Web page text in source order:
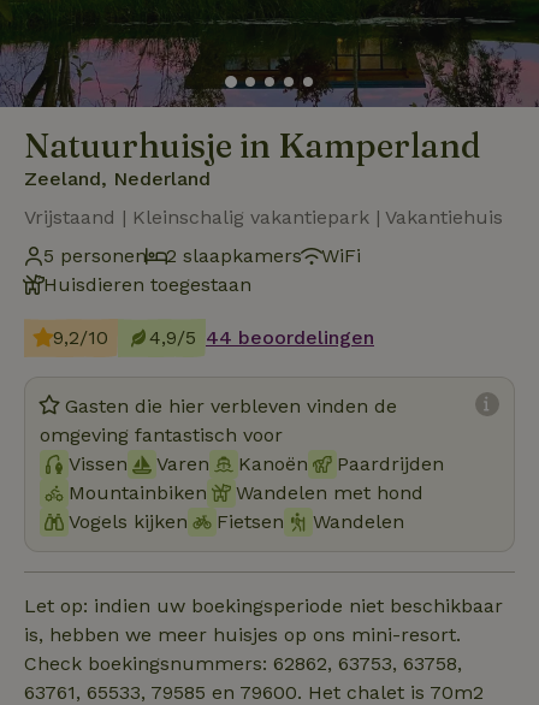
Natuurhuisje in Kamperland
Zeeland, Nederland
Vrijstaand | Kleinschalig vakantiepark | Vakantiehuis
5 personen
2 slaapkamers
WiFi
Huisdieren toegestaan
9,2/10 4,9/5 44 beoordelingen
Gasten die hier verbleven vinden de
omgeving fantastisch voor
Vissen
Varen Kanoën
Paardrijden
Mountainbiken
Wandelen met hond
Vogels kijken
Fietsen Wandelen
Let op: indien uw boekingsperiode niet beschikbaar
is, hebben we meer huisjes op ons mini-resort.
Check boekingsnummers: 62862, 63753, 63758,
63761, 65533, 79585 en 79600. Het chalet is 70m2